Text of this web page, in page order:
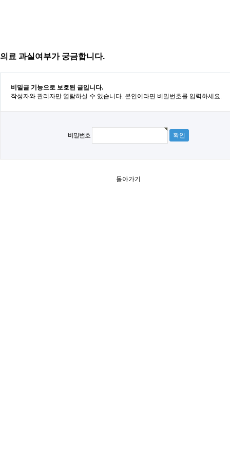
의료 과실여부가 궁금합니다.
비밀글 기능으로 보호된 글입니다.
작성자와 관리자만 열람하실 수 있습니다. 본인이라면 비밀번호를 입력하세요.
비밀번호
돌아가기